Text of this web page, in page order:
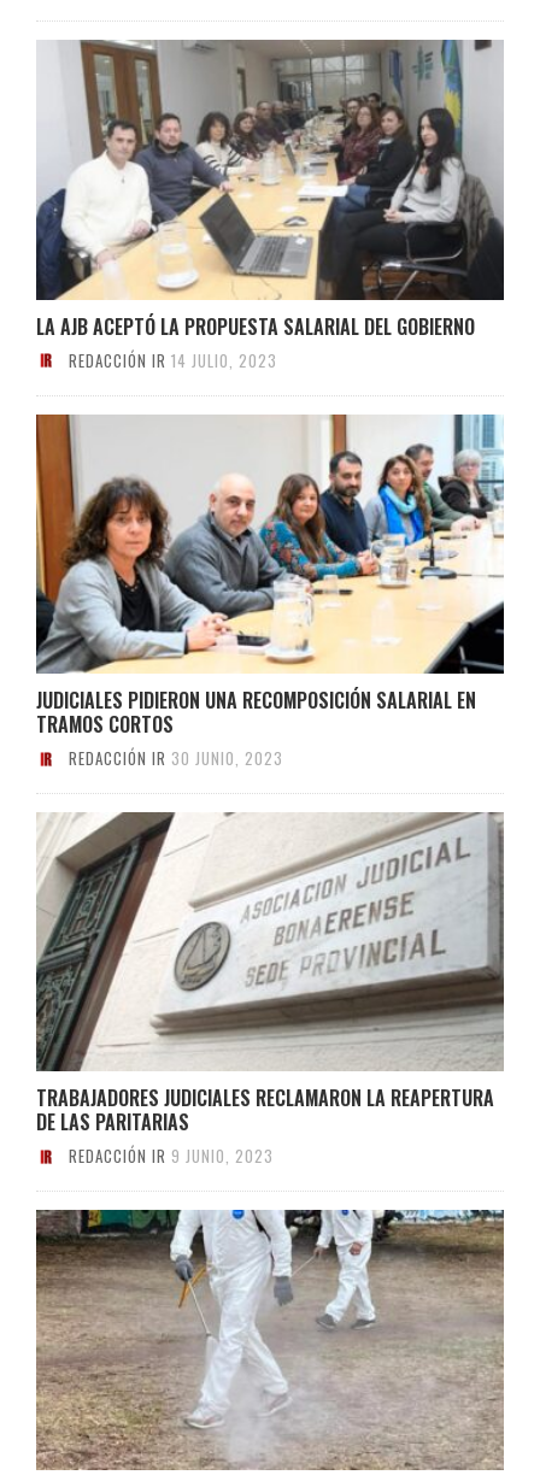
LA AJB ACEPTÓ LA PROPUESTA SALARIAL DEL GOBIERNO
REDACCIÓN IR 14 JULIO, 2023
JUDICIALES PIDIERON UNA RECOMPOSICIÓN SALARIAL EN
TRAMOS CORTOS
REDACCIÓN IR 30 JUNIO, 2023
TRABAJADORES JUDICIALES RECLAMARON LA REAPERTURA
DE LAS PARITARIAS
REDACCIÓN IR 9 JUNIO, 2023